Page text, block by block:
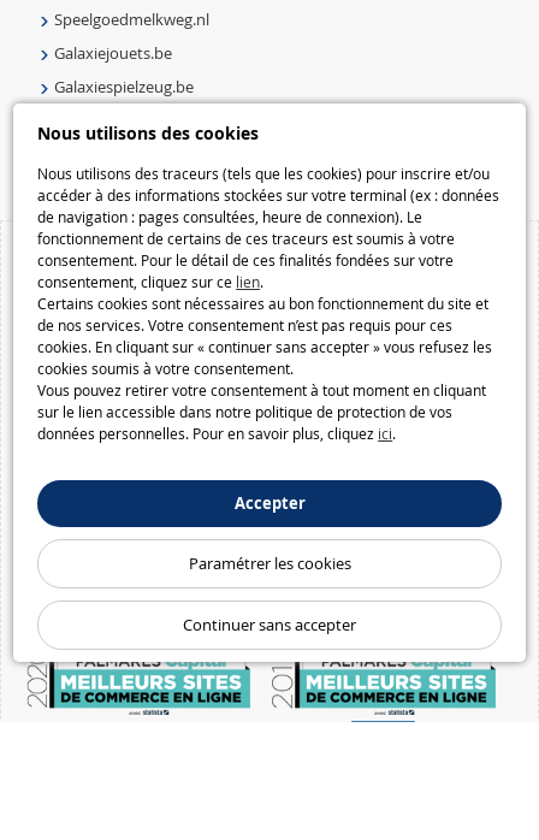
Nous utilisons des cookies
Nous utilisons des traceurs (tels que les cookies) pour inscrire et/ou
accéder à des informations stockées sur votre terminal (ex : données
de navigation : pages consultées, heure de connexion). Le
fonctionnement de certains de ces traceurs est soumis à votre
consentement. Pour le détail de ces finalités fondées sur votre
consentement, cliquez sur ce lien.
Certains cookies sont nécessaires au bon fonctionnement du site et
de nos services. Votre consentement n’est pas requis pour ces
cookies. En cliquant sur « continuer sans accepter » vous refusez les
cookies soumis à votre consentement.
Vous pouvez retirer votre consentement à tout moment en cliquant
sur le lien accessible dans notre politique de protection de vos
données personnelles. Pour en savoir plus, cliquez ici.
Accepter
Paramétrer les cookies
Continuer sans accepter
Speelgoedmelkweg.nl
Galaxiejouets.be
Galaxiespielzeug.be